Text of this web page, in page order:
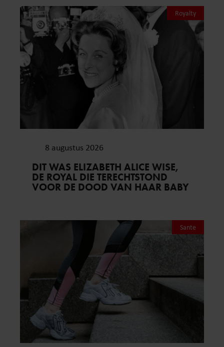
Royalty
8 augustus 2026
DIT WAS ELIZABETH ALICE WISE,
DE ROYAL DIE TERECHTSTOND
VOOR DE DOOD VAN HAAR BABY
Sante